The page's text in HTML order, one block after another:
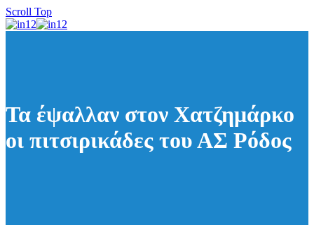
Scroll Top
Τα έψαλλαν στον Χατζημάρκο
οι πιτσιρικάδες του ΑΣ Ρόδος